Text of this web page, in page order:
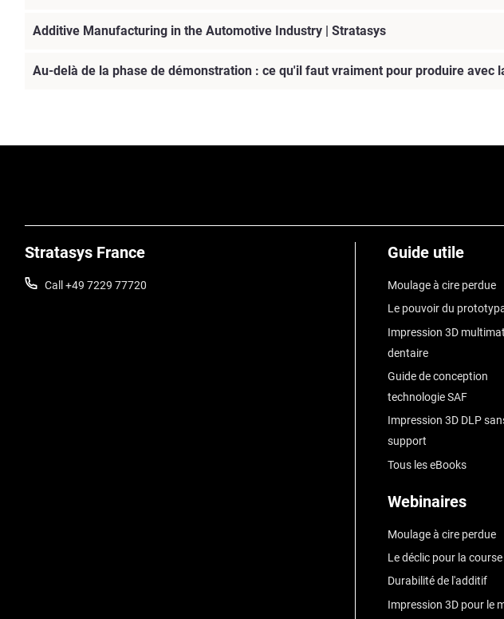
Additive Manufacturing in the Automotive Industry | Stratasys
Au-delà de la phase de démonstration : ce qu'il faut vraiment pour produire avec
Stratasys France
Call +49 7229 77720
Guide utile
Moulage à cire perdue
Le pouvoir du
Impression 3D
dentaire
Guide de conception
technologie SAF
Impression 3D DLP
support
Tous les eBooks
Webinaires
Moulage à cire perdue
Le déclic pour la course
Durabilité de l'additif
Impression 3D pour le